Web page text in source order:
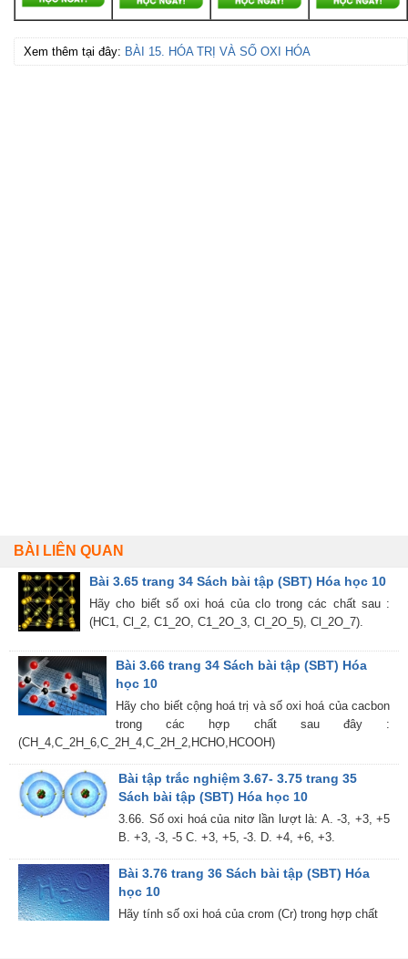
Xem thêm tại đây: BÀI 15. HÓA TRỊ VÀ SỐ OXI HÓA
BÀI LIÊN QUAN
Bài 3.65 trang 34 Sách bài tập (SBT) Hóa học 10
Hãy cho biết số oxi hoá của clo trong các chất sau :
(HC1, Cl_2, C1_2O, C1_2O_3, Cl_2O_5), Cl_2O_7).
Bài 3.66 trang 34 Sách bài tập (SBT) Hóa
học 10
Hãy cho biết cộng hoá trị và số oxi hoá của cacbon
trong các hợp chất sau đây :
(CH_4,C_2H_6,C_2H_4,C_2H_2,HCHO,HCOOH)
Bài tập trắc nghiệm 3.67- 3.75 trang 35
Sách bài tập (SBT) Hóa học 10
3.66. Số oxi hoá của nitơ lần lượt là: A. -3, +3, +5
B. +3, -3, -5 C. +3, +5, -3. D. +4, +6, +3.
Bài 3.76 trang 36 Sách bài tập (SBT) Hóa
học 10
Hãy tính số oxi hoá của crom (Cr) trong hợp chất